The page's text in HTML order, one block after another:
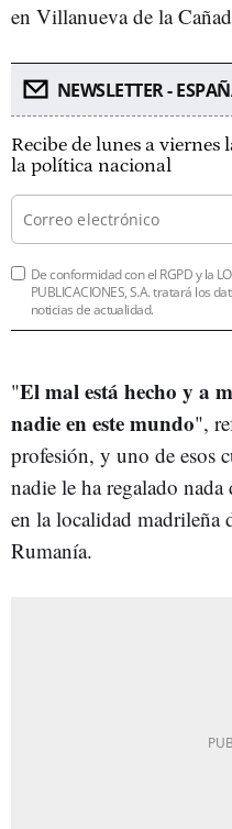
en Villanueva de la
NEWSLETTER -
Recibe de lunes a viernes
la política nacional
De conformidad con el RGPD y la
PUBLICACIONES, S.A. tratará los
noticias de actualidad.
"El mal está hecho y a
nadie en este mundo",
profesión, y uno de esos
nadie le ha regalado
en la localidad madrileña
Rumanía.